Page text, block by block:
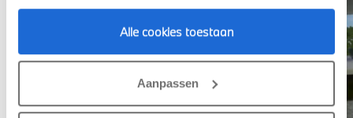
Alle cookies toestaan
Aanpassen